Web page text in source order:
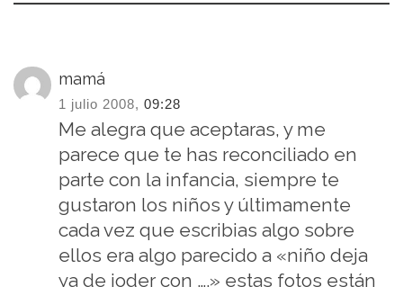
mamá
1 julio 2008, 09:28
Me alegra que aceptaras, y me
parece que te has reconciliado en
parte con la infancia, siempre te
gustaron los niños y últimamente
cada vez que escribias algo sobre
ellos era algo parecido a «niño deja
ya de joder con ….» estas fotos están